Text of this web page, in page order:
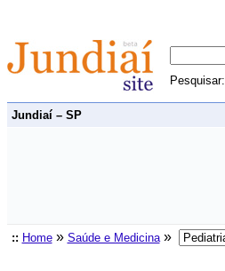
Pesquisar:
Jundiaí – SP
:: Home » Saúde e Medicina »